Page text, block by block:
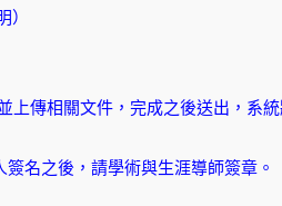
上傳相關文件，完成之後送出，系
名之後，請學術與生涯導師簽章。